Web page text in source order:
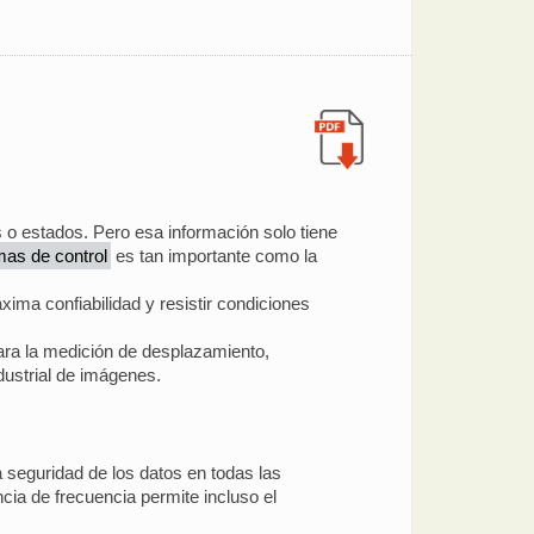
estados. Pero esa información solo tiene
de control es tan importante como la
confiabilidad y resistir condiciones
la medición de desplazamiento,
de imágenes.
de los datos en todas las
de frecuencia permite incluso el